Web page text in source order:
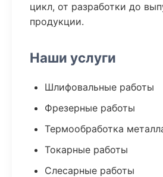
цикл, от разработки до
продукции.
Наши услуги
Шлифовальные работы
Фрезерные работы
Термообработка
Токарные работы
Слесарные работы